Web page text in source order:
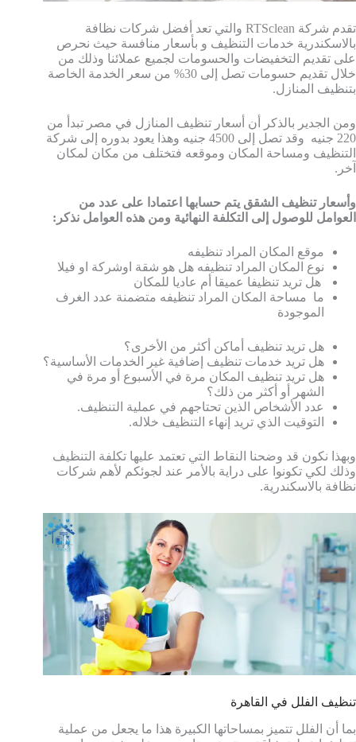
تقدم شركة RTSclean والتي تعد أفضل شركات نظافة
بالاسكندرية خدمات التنظيف و بأسعار منافسة حيث نحرص
على تقديم التخفيضات والحسومات لجميع عملائنا وذلك من
خلال تقديم حسومات تصل إلى 30% من سعر الخدمة الخاصة
بتنظيف المنازل.
ومن الجدير بالذكر أن أسعار تنظيف المنازل في مصر تبدأ من
220 جنيه وقد تصل إلى 4500 جنيه وهذا يعود بدوره إلى شركة
التنظيف ومساحة المكان وموقعه فتختلف من مكان لمكان
آخر.
وأسعار تنظيف الشقق يتم حسابها اعتمادا على عدد من
العوامل للوصول إلى التكلفة النهائية ومن هذه العوامل نذكر:
موقع المكان المراد تنظيفه
نوع المكان المراد تنظيفه هل هو شقة اوشركة او فيلا
هل تريد تنظيفا عميقا أم عاديا للمكان
ما مساحة المكان المراد تنظيفه متضمنة عدد الغرف
الموجودة
هل تريد تنظيف أماكن أكثر من الأخرى؟
هل تريد خدمات تنظيف إضافية غير الخدمات الأساسية؟
هل تريد تنظيف المكان مرة في الأسبوع أو مرة في
الشهر أو أكثر من ذلك؟
عدد الأشخاص الذين تحتاجهم في عملية التنظيف.
التوقيت الذي تريد إنهاء التنظيف خلاله.
وبهذا نكون قد وضحنا النقاط التي تعتمد عليها تكلفة التنظيف
وذلك لكي تكونوا على دراية بالأمر عند لجوئكم لأهم شركات
نظافة بالاسكندرية.
تنظيف الفلل في القاهرة
بما أن الفلل تتميز بمساحاتها الكبيرة هذا ما يجعل من عملية